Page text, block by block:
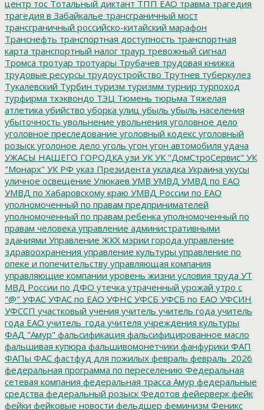
центр тос Тотальный диктант ТПП ЕАО травма трагедия
трагедия в Забайкалье трансграничный мост
трансграничный российско-китайский марафон
Транснефть транспортная доступность транспортная
карта транспортный налог траур тревожный сигнал
Тромса тротуар тротуары Трубачев трудовая книжка
трудовые ресурсы трудоустройство Трутнев туберкулез
Тукалевский Турбин туризм туризмм турнир турпоход
турфирма тхэквондо ТЭЦ Тюмень тюрьма Тяжелая
атлетика убийство уборка улиц убыль убыль населения
убыточность увольнение увольнения уголовное дело
уголовное преследование уголовный кодекс уголовный
розыск уголоное дело уголь угон угон автомобиля удача
УЖАСЫ НАШЕГО ГОРОДКА узи УК УК "ДомСтроСервис" УК
"Монарх" УК РФ указ Президента укладка Украина укусы
уличное освещение Улюкаев УМВ УМВД УМВД по ЕАО
УМВД по Хабаровскому краю УМВД России по ЕАО
уполномоченный по правам предпринимателей
уполномоченный по правам ребенка уполномоченный по
правам человека управление административными
зданиями Управление ЖКХ мэрии города управление
здравоохранения управление культуры управление по
опеке и попечительству управляющая компания
управляющие компании уровень жизни условия труда УТ
МВД России по ДФО утечка утраченный урожай утро с
"@" УФАС УФАС по ЕАО УФНС УФСБ УФСБ по ЕАО УФСИН
УФССП участковый учения учитель учитель года учитель
года ЕАО учитель_года учителя учреждения культуры
ФАД "Амур" фальсификация фальсифицированное масло
фальшивая купюра фальшивомонетчики фанфурики ФАП
ФАПы ФАС фастфуд для пожилых февраль февраль_2026
федеральная программа по переселению Федеральная
сетевая компания федеральная трасса Амур федеральные
средства федеральный розыск Федотов фейерверк фейк
фейки фейковые новости фельдшер феминизм Феникс